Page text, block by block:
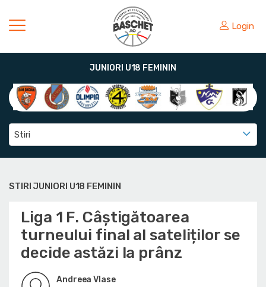
Login
JUNIORI U18 FEMININ
Stiri
STIRI JUNIORI U18 FEMININ
Liga 1 F. Câștigătoarea
turneului final al sateliților se
decide astăzi la prânz
Andreea Vlase